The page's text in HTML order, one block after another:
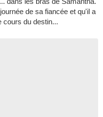
de sa fiancée et qu'il a
cours du destin...